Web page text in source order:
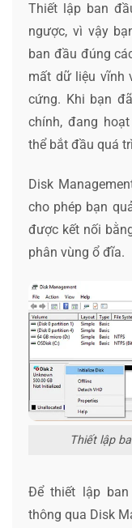
Thiết lập ban
ngược, vì vậy
ban đầu đúng
mất dữ liệu vĩnh
cứng. Khi bạn
chính, đang
thể bắt đầu quá
Disk
cho phép bạn
được kết nối
phân vùng ổ đĩa.
Thiết lập
Để thiết lập ban
thông qua Disk